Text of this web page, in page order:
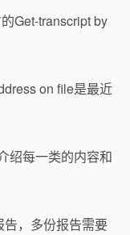
Get-transcript by
on file是最近
绍每一类的内容和
，多份报告需要